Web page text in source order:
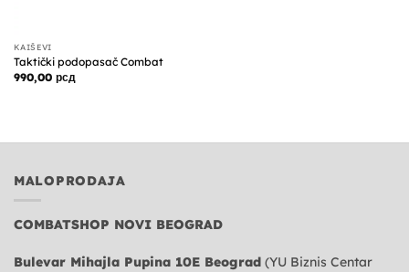
KAIŠEVI
Taktički podopasač Combat
990,00 рсд
MALOPRODAJA
COMBATSHOP NOVI BEOGRAD
Bulevar Mihajla Pupina 10E Beograd (YU Biznis Centar